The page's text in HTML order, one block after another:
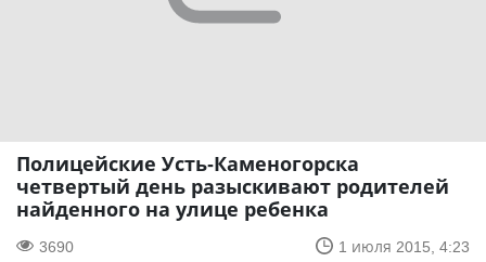
Полицейские Усть-Каменогорска
четвертый день разыскивают родителей
найденного на улице ребенка
3690 1 июля 2015, 4:23